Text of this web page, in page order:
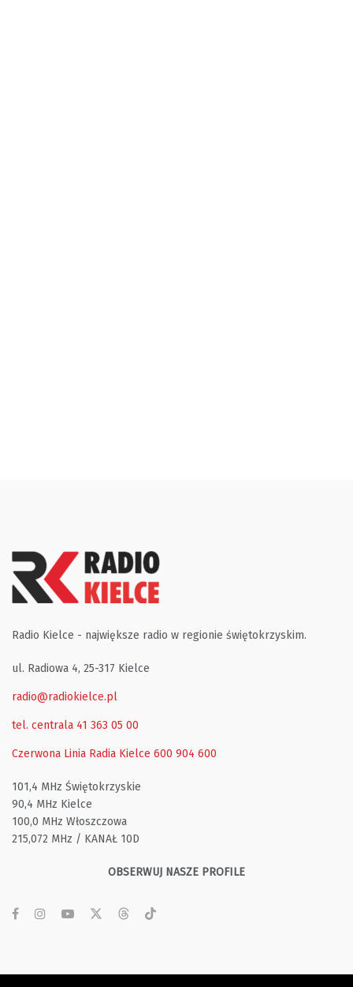
Radio Kielce - największe radio w regionie świętokrzyskim.
ul. Radiowa 4, 25-317 Kielce
radio@radiokielce.pl
tel. centrala 41 363 05 00
Czerwona Linia Radia Kielce 600 904 600
101,4 MHz Świętokrzyskie
90,4 MHz Kielce
100,0 MHz Włoszczowa
215,072 MHz / KANAŁ 10D
OBSERWUJ NASZE PROFILE